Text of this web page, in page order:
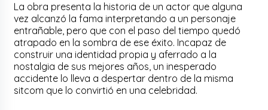
La obra presenta la historia de un actor que alguna
vez alcanzó la fama interpretando a un personaje
entrañable, pero que con el paso del tiempo quedó
atrapado en la sombra de ese éxito. Incapaz de
construir una identidad propia y aferrado a la
nostalgia de sus mejores años, un inesperado
accidente lo lleva a despertar dentro de la misma
sitcom que lo convirtió en una celebridad.